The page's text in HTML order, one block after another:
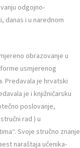
odgojno-
danas i u narednom
obrazovanje u
usmjerenog
Predavala je hrvatski
je i knjižničarsku
poslovanje,
rad ) u
Svoje stručno znanje
naraštaja učenika-